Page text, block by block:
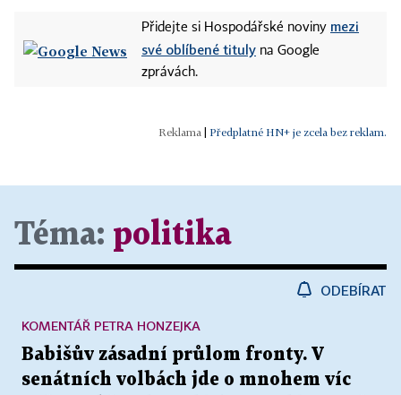
Přidejte si Hospodářské noviny mezi
své oblíbené tituly na Google
zprávách.
Předplatné HN+ je zcela bez reklam.
Téma: politika
ODEBÍRAT
Babišův zásadní průlom fronty. V
senátních volbách jde o mnohem víc
KOMENTÁŘ PETRA HONZEJKA